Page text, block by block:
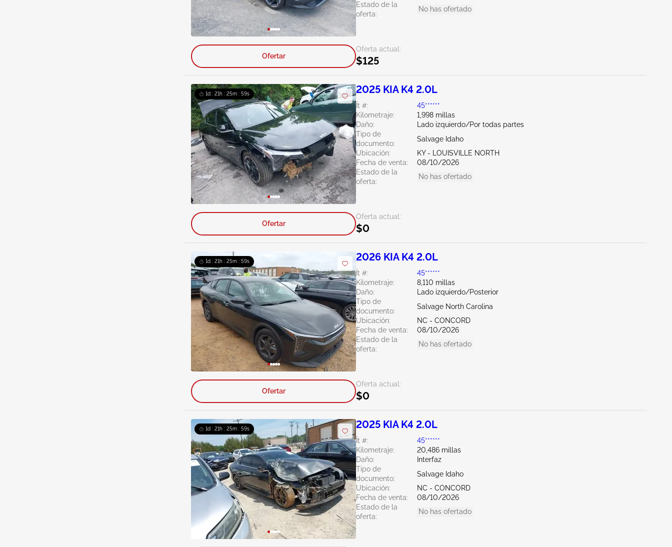
Estado de la
oferta:
No has ofertado
Oferta actual:
$125
Ofertar
1d : 21h : 25m : 58s 2025 KIA K4 2.0L
Ít #:
45******
Kilometraje:
1,998 millas
Daño:
Lado izquierdo/Por todas partes
Tipo de
documento:
Salvage Idaho
Ubicación:
KY - LOUISVILLE NORTH
Fecha de venta:
08/10/2026
Estado de la
oferta:
No has ofertado
Oferta actual:
$0
Ofertar
1d : 21h : 25m : 58s 2026 KIA K4 2.0L
Ít #:
45******
Kilometraje:
8,110 millas
Daño:
Lado izquierdo/Posterior
Tipo de
documento:
Salvage North Carolina
Ubicación:
NC - CONCORD
Fecha de venta:
08/10/2026
Estado de la
oferta:
No has ofertado
Oferta actual:
$0
Ofertar
1d : 21h : 25m : 58s 2025 KIA K4 2.0L
Ít #:
45******
Kilometraje:
20,486 millas
Daño:
Interfaz
Tipo de
documento:
Salvage Idaho
Ubicación:
NC - CONCORD
Fecha de venta:
08/10/2026
Estado de la
oferta:
No has ofertado